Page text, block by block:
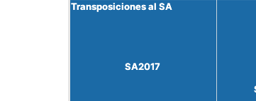
Transposiciones al SA
Transposiciones al SA
SA2017
SA2017